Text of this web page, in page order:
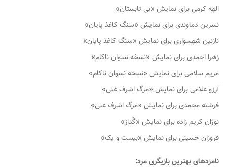
الهه کرمی برای نمایش «بی تابستان»
نسرین دماوندی برای نمایش «سنگ کاغذ پایان»
نازنین شهسواری برای نمایش «سنگ کاغذ پایان»
زهرا احمدی برای نمایش «نسخه نسوان ناکام»
مریم سلامی برای نمایش «نسخه نسوان ناکام»
آرزو غلامی برای نمایش «مرگ اشرف غنی»
فرشته محمدی برای نمایش «مرگ اشرف غنی»
نوژان کریم زاده برای نمایش «گُداز»
فروزان حسینی برای نمایش «بیست و یک»
نامزدهای بهترین بازیگری مرد: